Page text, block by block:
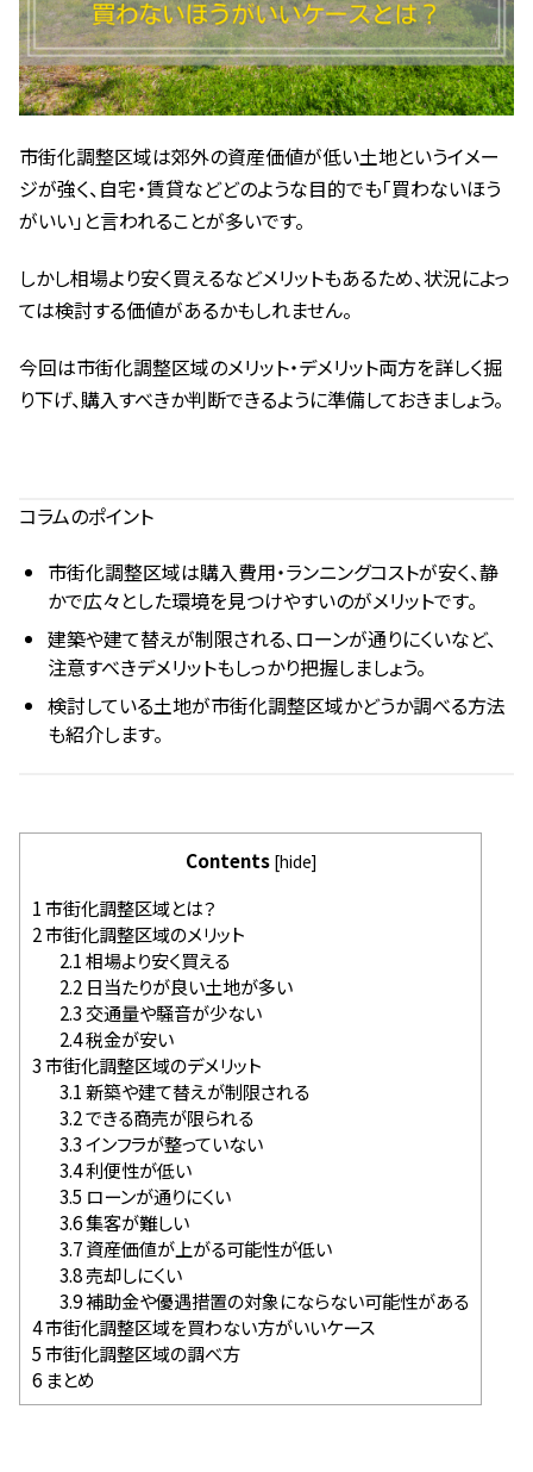
市街化調整区域は郊外の資産価値が低い土地というイメー
ジが強く、自宅・賃貸などどのような目的でも「買わないほう
がいい」と言われることが多いです。
しかし相場より安く買えるなどメリットもあるため、状況によっ
ては検討する価値があるかもしれません。
今回は市街化調整区域のメリット・デメリット両方を詳しく掘
り下げ、購入すべきか判断できるように準備しておきましょう。
コラムのポイント
市街化調整区域は購入費用・ランニングコストが安く、静
かで広々とした環境を見つけやすいのがメリットです。
建築や建て替えが制限される、ローンが通りにくいなど、
注意すべきデメリットもしっかり把握しましょう。
検討している土地が市街化調整区域かどうか調べる方法
も紹介します。
Contents [hide]
1市街化調整区域とは？
2市街化調整区域のメリット
2.1相場より安く買える
2.2日当たりが良い土地が多い
2.3 交通量や騒音が少ない
2.4税金が安い
3市街化調整区域のデメリット
3.1新築や建て替えが制限される
3.2できる商売が限られる
3.3インフラが整っていない
3.4利便性が低い
3.5 ローンが通りにくい
3.6集客が難しい
3.7資産価値が上がる可能性が低い
3.8売却しにくい
3.9補助金や優遇措置の対象にならない可能性がある
4市街化調整区域を買わない方がいいケース
5市街化調整区域の調べ方
6 まとめ